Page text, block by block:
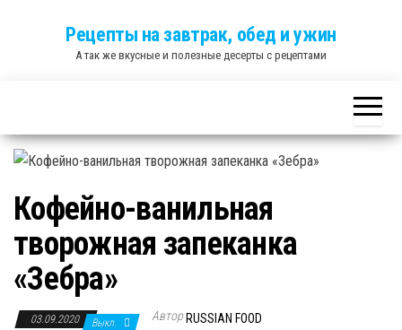
Рецепты на завтрак, обед и ужин
А так же вкусные и полезные десерты с рецептами
Кофейно-ванильная
творожная запеканка
«Зебра»
03.09.2020 Выкл. Автор RUSSIAN FOOD